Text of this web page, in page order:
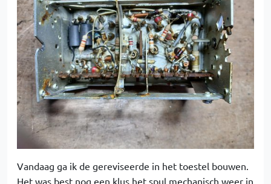
Vandaag ga ik de gereviseerde in het toestel bouwen.
Het was best nog een klus het spul mechanisch weer in